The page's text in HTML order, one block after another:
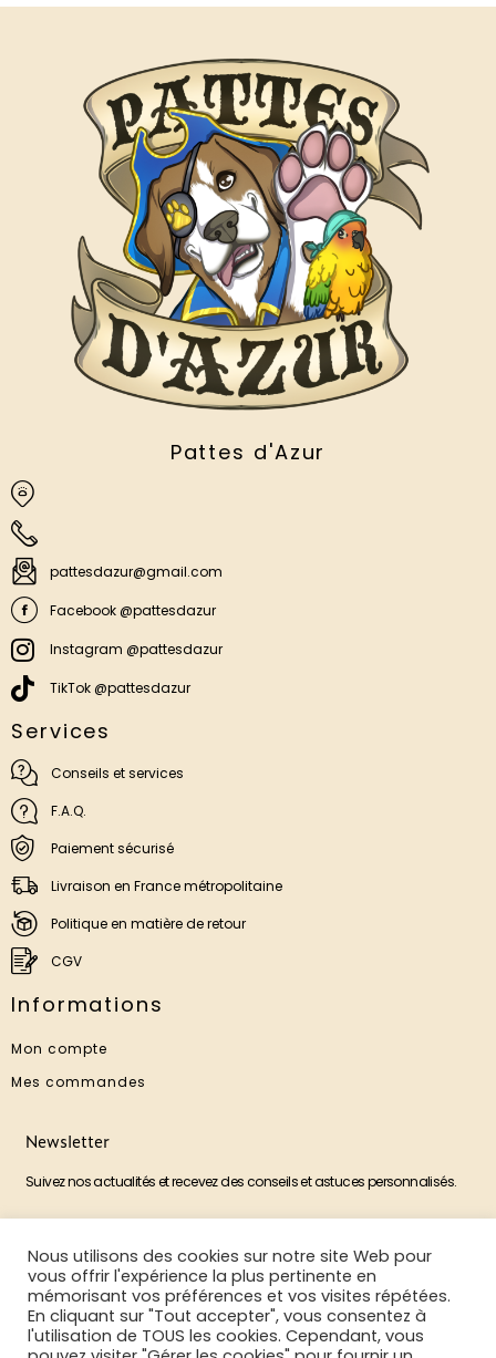
Pattes d'Azur
pattesdazur@gmail.com
Facebook @pattesdazur
Instagram @pattesdazur
TikTok @pattesdazur
Services
Conseils et services
F.A.Q.
Paiement sécurisé
Livraison en France métropolitaine
Politique en matière de retour
CGV
Informations
Mon compte
Mes commandes
Newsletter
Suivez nos actualités et recevez des conseils et astuces personnalisés.
M'ABONNER
Nous utilisons des cookies sur notre site Web pour
vous offrir l'expérience la plus pertinente en
mémorisant vos préférences et vos visites répétées.
En cliquant sur "Tout accepter", vous consentez à
l'utilisation de TOUS les cookies. Cependant, vous